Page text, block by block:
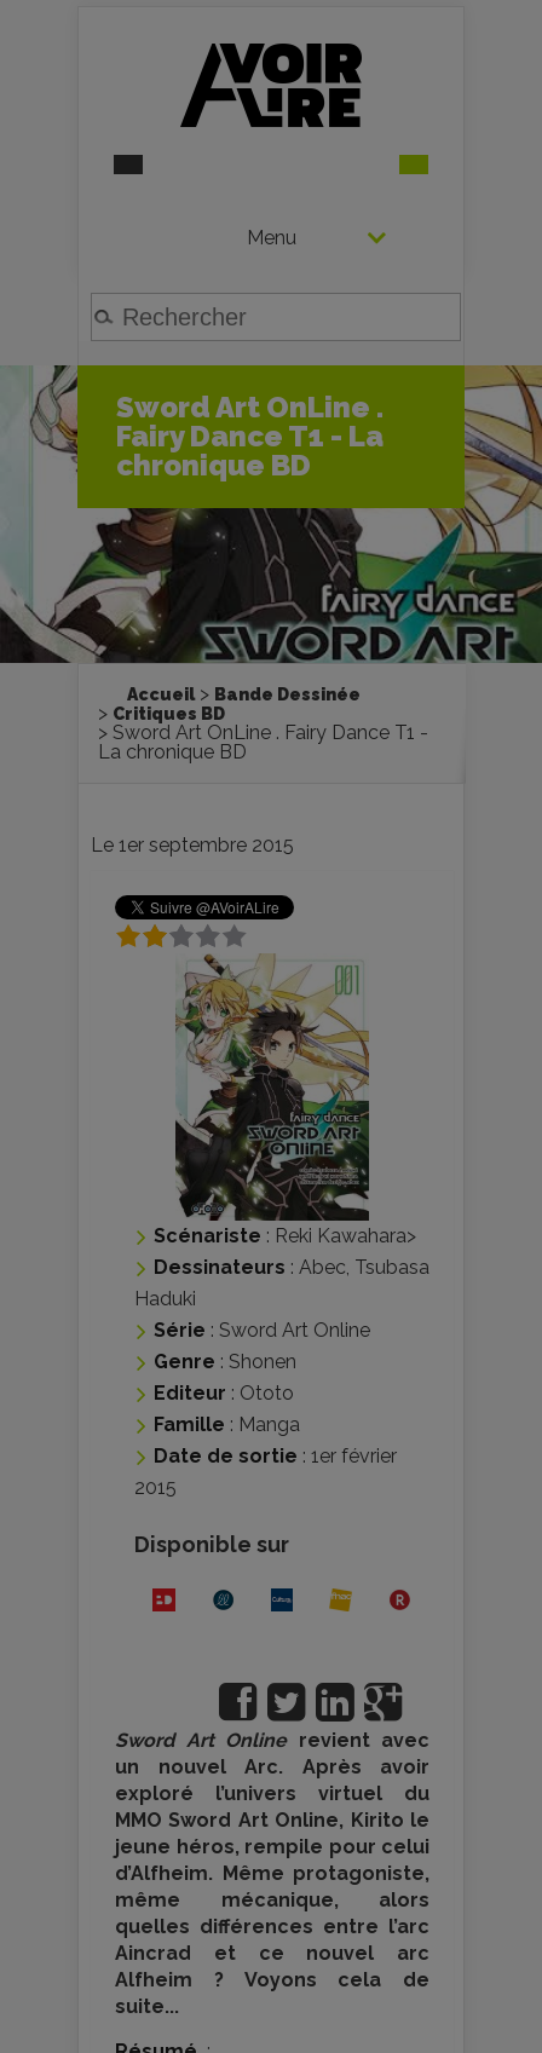
Menu
Sword Art OnLine .
Fairy Dance T1 - La
chronique BD
Accueil
Bande Dessinée
Critiques BD
Sword Art OnLine . Fairy Dance T1 -
La chronique BD
Le 1er septembre 2015
Scénariste : Reki Kawahara>
Dessinateurs : Abec, Tsubasa
Haduki
Série : Sword Art Online
Genre : Shonen
Editeur : Ototo
Famille : Manga
Date de sortie : 1er février
2015
Disponible sur
Sword Art Onlinerevient avec
un nouvel Arc. Après avoir
exploré l’univers virtuel du
MMO Sword Art Online, Kirito le
jeune héros, rempile pour celui
d’Alfheim. Même protagoniste,
même mécanique, alors
quelles différences entre l’arc
Aincrad et ce nouvel arc
Alfheim ? Voyons cela de
suite...